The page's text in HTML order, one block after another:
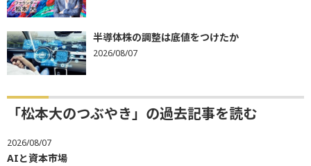
半導体株の調整は底値をつけたか
2026/08/07
「松本大のつぶやき」の過去記事を読む
2026/08/07
AIと資本市場